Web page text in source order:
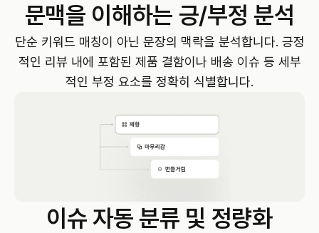
문맥을 이해하는 긍/부정 분석
단순 키워드 매칭이 아닌 문장의 맥락을 분석합니다. 긍정
적인 리뷰 내에 포함된 제품 결함이나 배송 이슈 등 세부
적인 부정 요소를 정확히 식별합니다.
이슈 자동 분류 및 정량화